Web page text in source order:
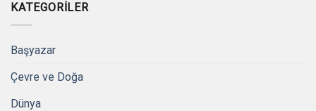
KATEGORILER
Başyazar
Çevre ve Doğa
Dünya